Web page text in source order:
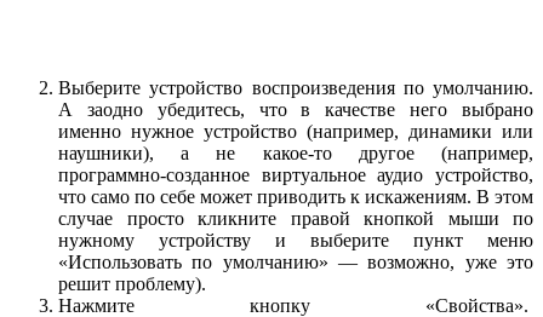
Выберите устройство воспроизведения по умолчанию.
А заодно убедитесь, что в качестве него выбрано
именно нужное устройство (например, динамики или
наушники), а не какое-то другое (например,
программно-созданное виртуальное аудио устройство,
что само по себе может приводить к искажениям. В этом
случае просто кликните правой кнопкой мыши по
нужному устройству и выберите пункт меню
«Использовать по умолчанию» — возможно, уже это
решит проблему).
Нажмите кнопку «Свойства».